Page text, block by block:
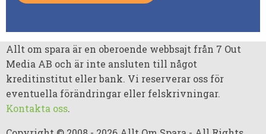
Allt om spara är en oberoende webbsajt från 7 Out
Media AB och är inte ansluten till något
kreditinstitut eller bank. Vi reserverar oss för
eventuella förändringar eller felskrivningar.
Kontakta oss.